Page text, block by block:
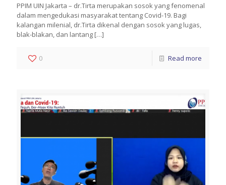
PPIM UIN Jakarta – dr.Tirta merupakan sosok yang fenomenal
dalam mengedukasi masyarakat tentang Covid-19. Bagi
kalangan milenial, dr.Tirta dikenal dengan sosok yang lugas,
blak-blakan, dan lantang […]
0 Read more